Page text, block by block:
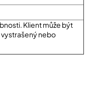
Klient může být
nebo